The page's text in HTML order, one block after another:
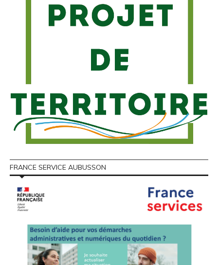
FRANCE SERVICE AUBUSSON